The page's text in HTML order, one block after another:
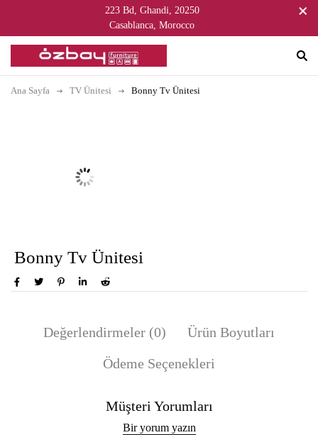
223 Bd, Ghandi, 20250
Casablanca, Morocco
Ana Sayfa TV Ünitesi Bonny Tv Ünitesi
Bonny Tv Ünitesi
Değerlendirmeler (0)
Ürün Boyutları
Ödeme Seçenekleri
Müşteri Yorumları
Bir yorum yazın